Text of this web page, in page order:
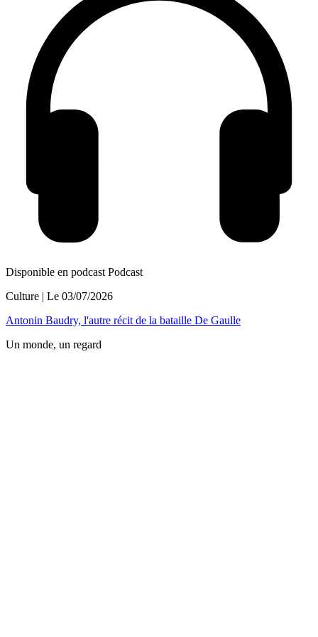
Disponible en podcast Podcast
Culture | Le 03/07/2026
Antonin Baudry, l'autre récit de la bataille De Gaulle
Un monde, un regard